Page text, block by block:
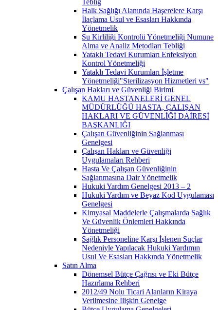
Halk Sağlığı Alanında Haşerelere Karşı
İlaçlama Usul ve Esasları Hakkında
Yönetmelik
Su Kirliliği Kontrolü Yönetmeliği Numune
Alma ve Analiz Metodları Tebliği
Yataklı Tedavi Kurumları Enfeksiyon
Kontrol Yönetmeliği
Yataklı Tedavi Kurumları İşletme
Yönetmeliği"Sterilizasyon Hizmetleri vs"
Çalışan Hakları ve Güvenliği Birimi
KAMU HASTANELERİ GENEL
MÜDÜRLÜĞÜ HASTA, ÇALIŞAN
HAKLARI VE GÜVENLİĞİ DAİRESİ
BAŞKANLIĞI
Çalışan Güvenliğinin Sağlanması
Genelgesi
Çalışan Hakları ve Güvenliği
Uygulamaları Rehberi
Hasta Ve Çalışan Güvenliğinin
Sağlanmasına Dair Yönetmelik
Hukuki Yardım Genelgesi 2013 – 2
Hukuki Yardım ve Beyaz Kod Uygulaması
Genelgesi
Kimyasal Maddelerle Çalışmalarda Sağlık
Ve Güvenlik Önlemleri Hakkında
Yönetmeliği
Sağlık Personeline Karşı İşlenen Suçlar
Nedeniyle Yapılacak Hukuki Yardımın
Usul Ve Esasları Hakkında Yönetmelik
Satın Alma
Dönemsel Bütçe Çağrısı ve Eki Bütçe
Hazırlama Rehberi
2012/49 Nolu Ticari Alanların Kiraya
Verilmesine İlişkin Genelge